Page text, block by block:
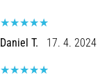
6. 8. 2026
•
Daniel T. 17. 4. 2024